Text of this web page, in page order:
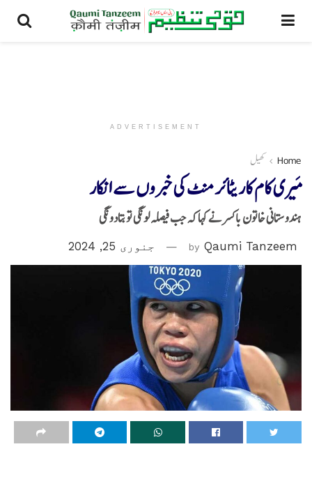
ADVERTISEMENT
Home کھیل
مَیری کام کاریٹائرمنٹ کی خبروں سے انکار
ہندوستانی خاتون باکسر نے کہا کہ جب فیصلہ لونگی تو بتادونگی
by Qaumi Tanzeem جنوری 25, 2024